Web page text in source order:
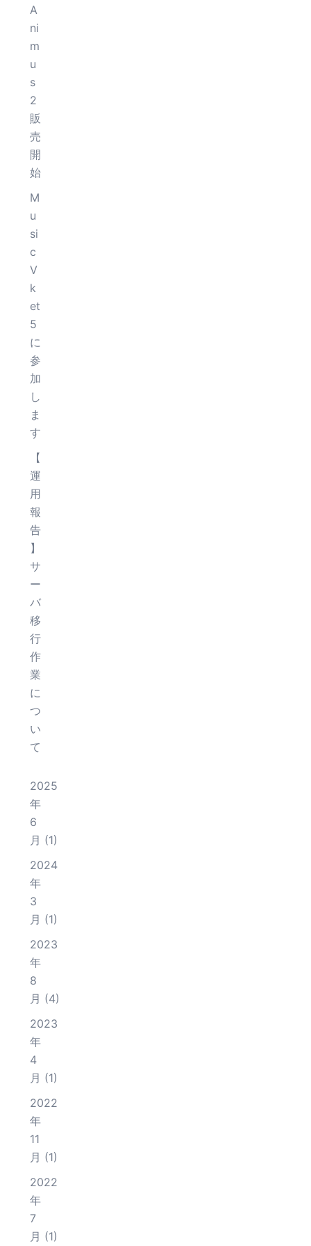
A
ni
m
u
s
2
販
売
開
始
M
u
si
c
V
k
et
5
に
参
加
し
ま
す
【
運
用
報
告
】
サ
ー
バ
移
行
作
業
に
つ
い
て
2025
年
6
月 (1)
2024
年
3
月 (1)
2023
年
8
月 (4)
2023
年
4
月 (1)
2022
年
11
月 (1)
2022
年
7
月 (1)